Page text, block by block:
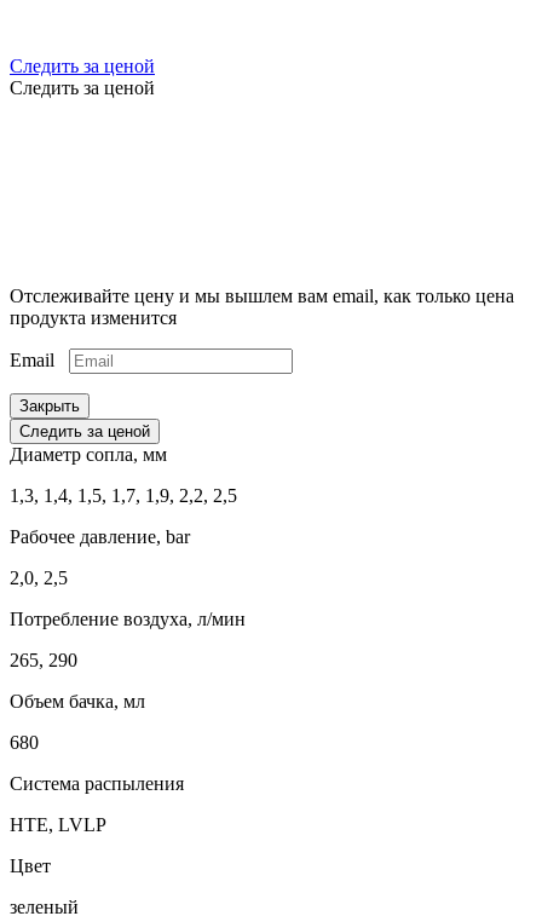
Следить за ценой
Следить за ценой
Отслеживайте цену и мы вышлем вам email, как только цена
продукта изменится
Email
Закрыть
Следить за ценой
Диаметр сопла, мм
1,3, 1,4, 1,5, 1,7, 1,9, 2,2, 2,5
Рабочее давление, bar
2,0, 2,5
Потребление воздуха, л/мин
265, 290
Объем бачка, мл
680
Система распыления
HTE, LVLP
Цвет
зеленый